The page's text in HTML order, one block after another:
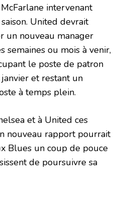
intervenant
United devrait
un nouveau manager
semaines ou mois à venir,
le poste de patron
et restant un
à temps plein.
et à United ces
nouveau rapport pourrait
Blues un coup de pouce
de poursuivre sa